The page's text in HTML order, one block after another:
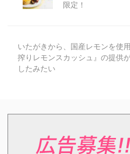
限定！
いたがきから、国産レモンを使
搾りレモンスカッシュ』の提供
したみたい